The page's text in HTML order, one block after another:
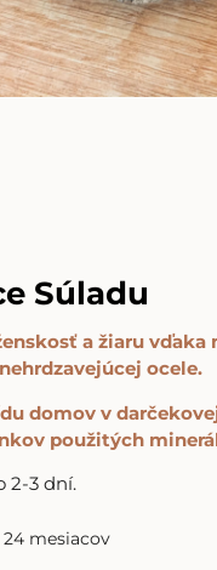
Súladu
a žiaru vďaka
ocele.
domov v
použitých
2-3 dní.
24 mesiacov